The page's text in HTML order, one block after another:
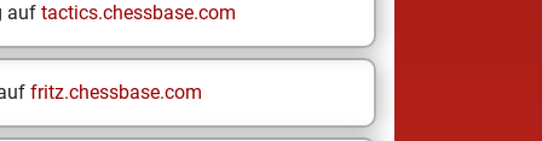
auf tactics.chessbase.com
fritz.chessbase.com